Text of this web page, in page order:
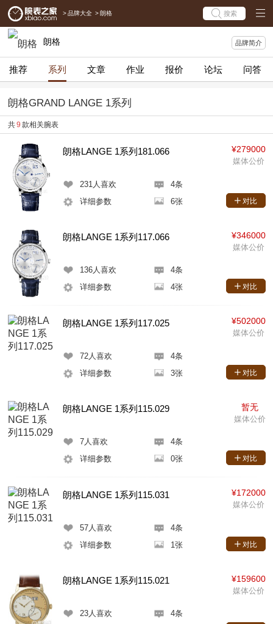
> 品牌大全 > 朗格 搜索
朗格 品牌简介
推荐 系列 文章 作业 报价 论坛 问答
朗格GRAND LANGE 1系列
共9 款相关腕表
朗格LANGE 1系列181.066
231 人喜欢
4条
详细参数
6张
¥279000
媒体公价
对比
朗格LANGE 1系列117.066
136人喜欢
4条
详细参数
4张
¥346000
媒体公价
对比
朗格LANGE 1系列117.025
72人喜欢
4条
详细参数
3张
¥502000
媒体公价
对比
朗格LANGE 1系列115.029
7人喜欢
4条
详细参数
0张
暂无
媒体公价
对比
朗格LANGE 1系列115.031
57人喜欢
4条
详细参数
1张
¥172000
媒体公价
对比
朗格LANGE 1系列115.021
23人喜欢
4条
¥159600
媒体公价